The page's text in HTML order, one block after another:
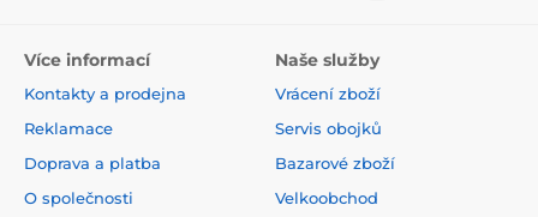
Více informací
Kontakty a prodejna
Reklamace
Doprava a platba
O společnosti
Naše služby
Vrácení zboží
Servis obojků
Bazarové zboží
Velkoobchod